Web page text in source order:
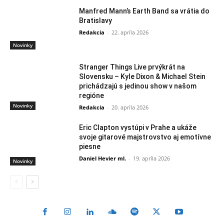
Novinky
Manfred Mann’s Earth Band sa vrátia do
Bratislavy
Redakcia - 22. apríla 2026
Novinky
Stranger Things Live prvýkrát na
Slovensku – Kyle Dixon & Michael Stein
prichádzajú s jedinou show v našom
regióne
Redakcia - 20. apríla 2026
Novinky
Eric Clapton vystúpi v Prahe a ukáže
svoje gitarové majstrovstvo aj emotívne
piesne
Daniel Hevier ml. - 19. apríla 2026